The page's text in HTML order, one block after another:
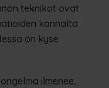
teknikot ovat
kannalta
on kyse
ilmenee,